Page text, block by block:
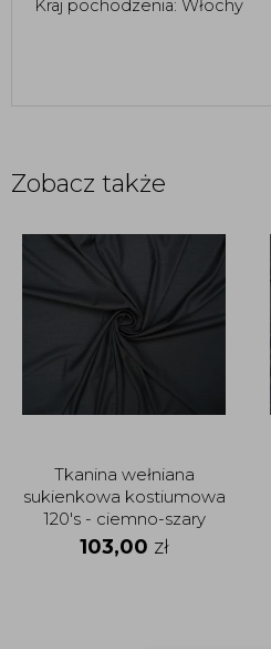
Kraj pochodzenia: Włochy
Zobacz także
Tkanina wełniana
sukienkowa kostiumowa
120's - ciemno-szary
Resztka 55 cm x 156 cm
103,00 zł